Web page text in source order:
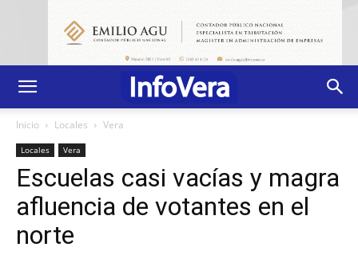
Inicio Locales Vera
Locales Vera
Escuelas casi vacías y magra
afluencia de votantes en el
norte